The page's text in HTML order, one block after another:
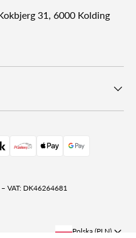
31, 6000 Kolding
VAT: DK46264681
Polska (PLN)